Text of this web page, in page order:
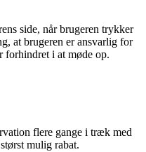
side, når brugeren trykker
at brugeren er ansvarlig for
forhindret i at møde op.
flere gange i træk med
mulig rabat.